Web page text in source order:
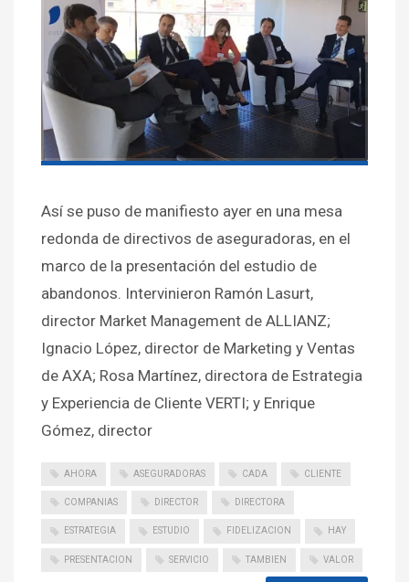
Así se puso de manifiesto ayer en una mesa
redonda de directivos de aseguradoras, en el
marco de la presentación del estudio de
abandonos. Intervinieron Ramón Lasurt,
director Market Management de ALLIANZ;
Ignacio López, director de Marketing y Ventas
de AXA; Rosa Martínez, directora de Estrategia
y Experiencia de Cliente VERTI; y Enrique
Gómez, director
AHORA ASEGURADORAS CADA CLIENTE
COMPANIAS DIRECTOR DIRECTORA
ESTRATEGIA ESTUDIO FIDELIZACION HAY
PRESENTACION SERVICIO TAMBIEN VALOR